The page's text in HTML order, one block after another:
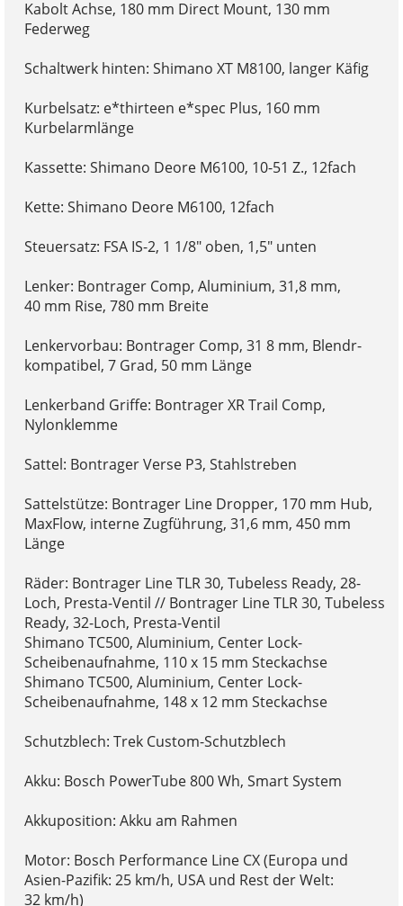
Kabolt Achse, 180 mm Direct Mount, 130 mm
Federweg
Schaltwerk hinten: Shimano XT M8100, langer Käfig
Kurbelsatz: e*thirteen e*spec Plus, 160 mm
Kurbelarmlänge
Kassette: Shimano Deore M6100, 10-51 Z., 12fach
Kette: Shimano Deore M6100, 12fach
Steuersatz: FSA IS-2, 1 1/8" oben, 1,5" unten
Lenker: Bontrager Comp, Aluminium, 31,8 mm,
40 mm Rise, 780 mm Breite
Lenkervorbau: Bontrager Comp, 31 8 mm, Blendr-
kompatibel, 7 Grad, 50 mm Länge
Lenkerband Griffe: Bontrager XR Trail Comp,
Nylonklemme
Sattel: Bontrager Verse P3, Stahlstreben
Sattelstütze: Bontrager Line Dropper, 170 mm Hub,
MaxFlow, interne Zugführung, 31,6 mm, 450 mm
Länge
Räder: Bontrager Line TLR 30, Tubeless Ready, 28-
Loch, Presta-Ventil // Bontrager Line TLR 30, Tubeless
Ready, 32-Loch, Presta-Ventil
Shimano TC500, Aluminium, Center Lock-
Scheibenaufnahme, 110 x 15 mm Steckachse
Shimano TC500, Aluminium, Center Lock-
Scheibenaufnahme, 148 x 12 mm Steckachse
Schutzblech: Trek Custom-Schutzblech
Akku: Bosch PowerTube 800 Wh, Smart System
Akkuposition: Akku am Rahmen
Motor: Bosch Performance Line CX (Europa und
Asien-Pazifik: 25 km/h, USA und Rest der Welt:
32 km/h)